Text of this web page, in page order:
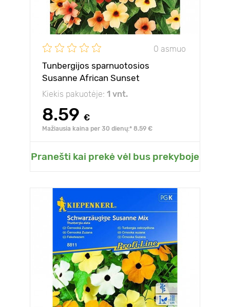
0 asmuo
Tunbergijos sparnuotosios
Susanne African Sunset
Kiekis pakuotėje: 1 vnt.
8.59 €
Mažiausia kaina per 30 dienų:* 8.59 €
Pranešti kai prekė vėl bus prekyboje